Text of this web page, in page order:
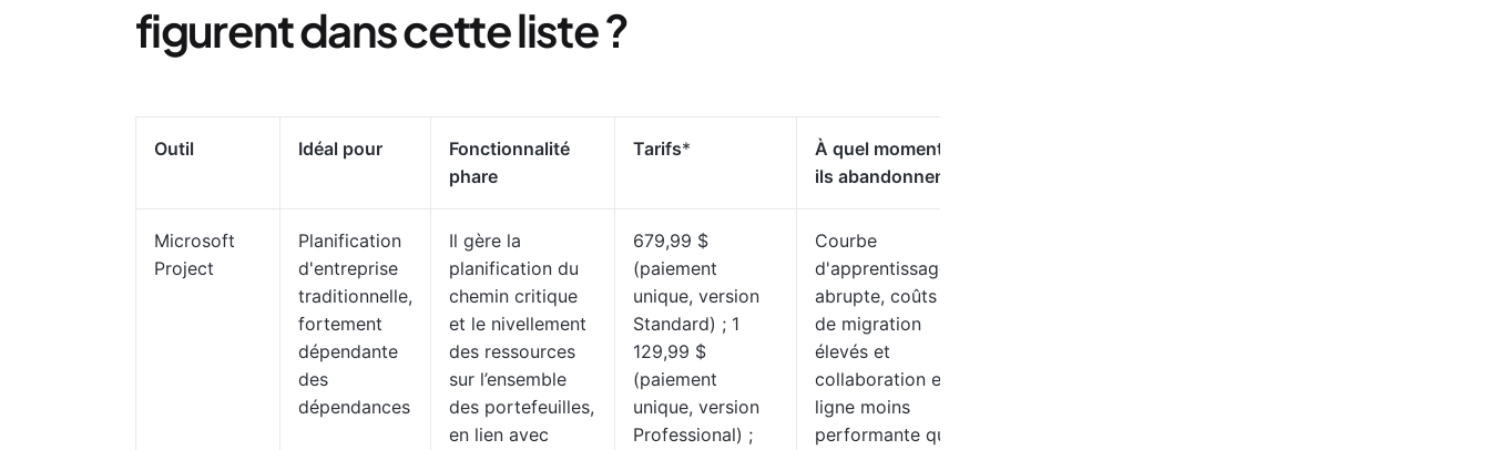
figurent dans cette liste ?
Outil Idéal pour
Fonctionnalité
phare
Tarifs*
À quel moment
ils abandonnent
Microsoft
Project
Planification
d'entreprise
traditionnelle,
fortement
dépendante
des
dépendances
Il gère la
planification du
chemin critique
et le nivellement
des ressources
sur l’ensemble
des portefeuilles,
en lien avec
679,99 $
(paiement
unique, version
Standard) ; 1
129,99 $
(paiement
unique, version
Professional) ;
Courbe
d'apprentissage
abrupte, coûts
de migration
élevés et
collaboration en
ligne moins
performante que